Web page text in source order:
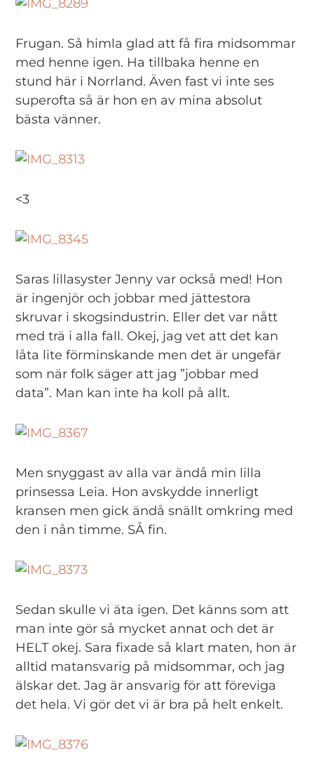
Frugan. Så himla glad att få fira midsommar
med henne igen. Ha tillbaka henne en
stund här i Norrland. Även fast vi inte ses
superofta så är hon en av mina absolut
bästa vänner.
<3
Saras lillasyster Jenny var också med! Hon
är ingenjör och jobbar med jättestora
skruvar i skogsindustrin. Eller det var nått
med trä i alla fall. Okej, jag vet att det kan
låta lite förminskande men det är ungefär
som när folk säger att jag ”jobbar med
data”. Man kan inte ha koll på allt.
Men snyggast av alla var ändå min lilla
prinsessa Leia. Hon avskydde innerligt
kransen men gick ändå snällt omkring med
den i nån timme. SÅ fin.
Sedan skulle vi äta igen. Det känns som att
man inte gör så mycket annat och det är
HELT okej. Sara fixade så klart maten, hon är
alltid matansvarig på midsommar, och jag
älskar det. Jag är ansvarig för att föreviga
det hela. Vi gör det vi är bra på helt enkelt.